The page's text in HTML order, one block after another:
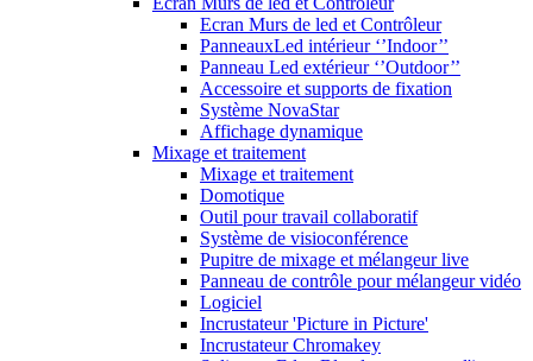
Ecran Murs de led et Contrôleur
PanneauxLed intérieur ‘’Indoor’’
Panneau Led extérieur ‘’Outdoor’’
Accessoire et supports de fixation
Système NovaStar
Affichage dynamique
Mixage et traitement
Mixage et traitement
Domotique
Outil pour travail collaboratif
Système de visioconférence
Pupitre de mixage et mélangeur live
Panneau de contrôle pour mélangeur vidéo
Logiciel
Incrustateur 'Picture in Picture'
Incrustateur Chromakey